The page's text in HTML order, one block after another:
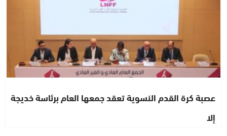
عصبة كرة القدم النسوية تعقد جمعها العام برئاسة خديجة
إلا